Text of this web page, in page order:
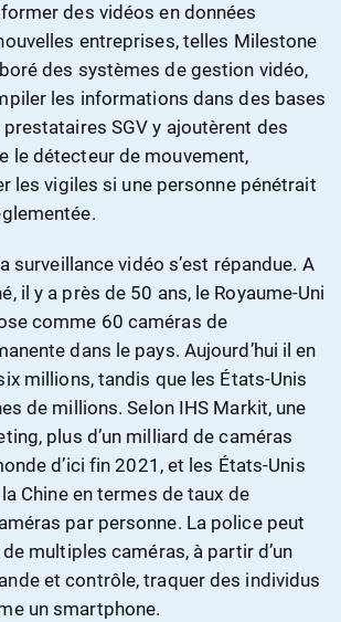
des vidéos en données
entreprises, telles Milestone
des systèmes de gestion vidéo,
les informations dans des bases
SGV y ajoutèrent des
le détecteur de mouvement,
les vigiles si une personne pénétrait
surveillance vidéo s’est répandue. A
il y a près de 50 ans, le Royaume-Uni
comme 60 caméras de
dans le pays. Aujourd’hui il en
millions, tandis que les États-Unis
de millions. Selon IHS Markit, une
plus d’un milliard de caméras
d’ici fin 2021, et les États-Unis
Chine en termes de taux de
par personne. La police peut
multiples caméras, à partir d’un
et contrôle, traquer des individus
un smartphone.